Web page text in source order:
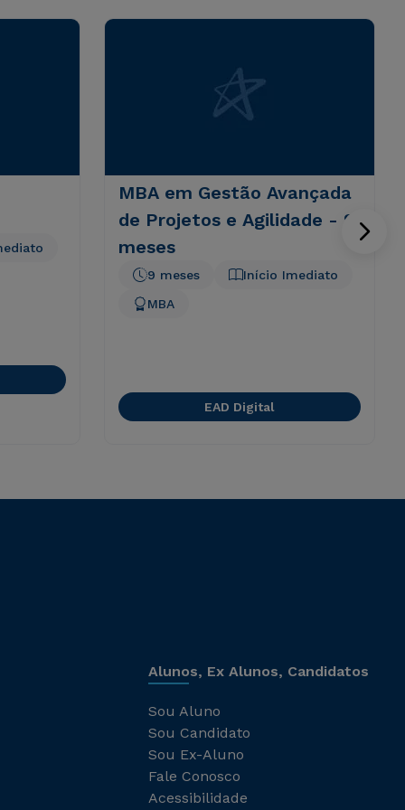
MBA em Gestão Avançada
de Projetos e Agilidade - 9
meses
Início Imediato
9 meses
MBA
EAD Digital
Alunos, Ex Alunos, Candidatos
Sou Aluno
Sou Candidato
Sou Ex-Aluno
Fale Conosco
Acessibilidade